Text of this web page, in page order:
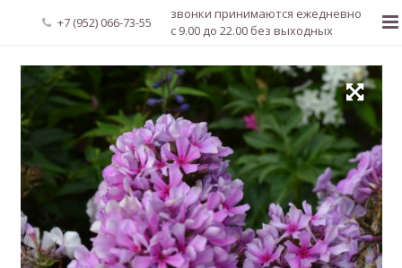
+7 (952) 066-73-55
звонки принимаются ежедневно
с 9.00 до 22.00 без выходных
Главная
Новости
Каталог растений
Доставка и оплата